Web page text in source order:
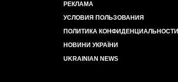
РЕКЛАМА
УСЛОВИЯ ПОЛЬЗОВАНИЯ
ПОЛИТИКА КОНФИДЕНЦИАЛЬНОСТИ
НОВИНИ УКРАЇНИ
UKRAINIAN NEWS